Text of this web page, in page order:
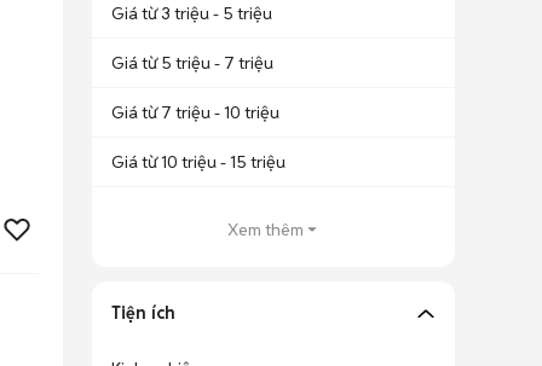
Giá từ 3 triệu - 5 triệu
Giá từ 5 triệu - 7 triệu
Giá từ 7 triệu - 10 triệu
Giá từ 10 triệu - 15 triệu
Xem thêm
Tiện ích